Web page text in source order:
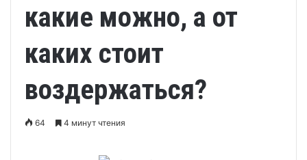
какие можно, а от
каких стоит
воздержаться?
64 4 минут чтения